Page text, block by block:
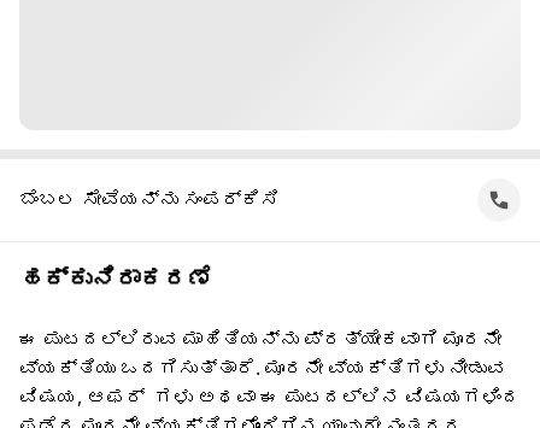
ಬೆಂಬಲ ಸೇವೆಯನ್ನು ಸಂಪರ್ಕಿಸಿ
ಹಕ್ಕುನಿರಾಕರಣೆ
ಈ ಪುಟದಲ್ಲಿರುವ ಮಾಹಿತಿಯನ್ನು ಪ್ರತ್ಯೇಕವಾಗಿ ಮೂರನೇ
ವ್ಯಕ್ತಿಯು ಒದಗಿಸುತ್ತಾರೆ. ಮೂರನೇ ವ್ಯಕ್ತಿಗಳು ನೀಡುವ
ವಿಷಯ, ಆಫರ್ ‌ ಗಳು ಅಥವಾ ಈ ಪುಟದಲ್ಲಿನ ವಿಷಯಗಳಿಂದ